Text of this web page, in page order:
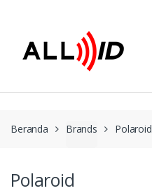
Beranda Brands Polaroid
Polaroid